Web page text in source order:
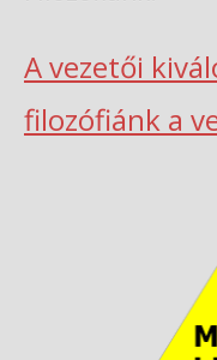
A vezetői
filozófiánk a